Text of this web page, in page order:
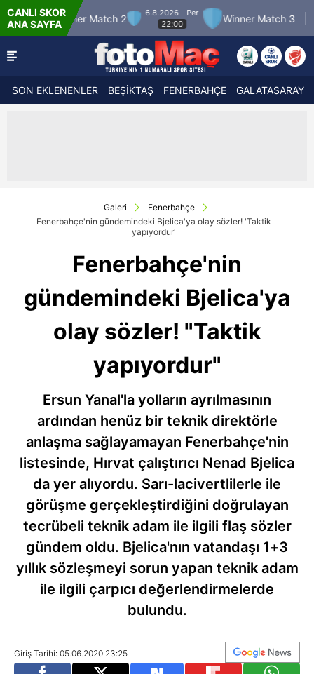
CANLI SKOR
ANA SAYFA
Match 2
6.8.2026 - Per
22:00
Winner Match 3 Boluspor
SON EKLENENLER BEŞİKTAŞ FENERBAHÇE GALATASARAY
Galeri
Fenerbahçe
Fenerbahçe'nin gündemindeki Bjelica'ya olay sözler! 'Taktik
yapıyordur'
Fenerbahçe'nin
gündemindeki Bjelica'ya
olay sözler! "Taktik
yapıyordur"
Ersun Yanal'la yolların ayrılmasının
ardından henüz bir teknik direktörle
anlaşma sağlayamayan Fenerbahçe'nin
listesinde, Hırvat çalıştırıcı Nenad Bjelica
da yer alıyordu. Sarı-lacivertlilerle ile
görüşme gerçekleştirdiğini doğrulayan
tecrübeli teknik adam ile ilgili flaş sözler
gündem oldu. Bjelica'nın vatandaşı 1+3
yıllık sözleşmeyi sorun yapan teknik adam
ile ilgili çarpıcı değerlendirmelerde
bulundu.
Giriş Tarihi: 05.06.2020 23:25